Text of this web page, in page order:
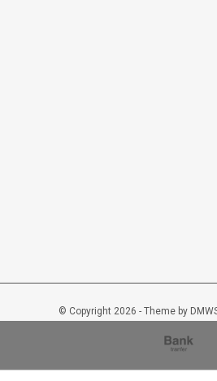
© Copyright 2026 - Theme by
Lockout-tagout-shop 9/10-48